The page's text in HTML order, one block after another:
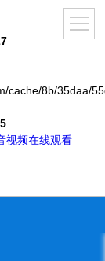
cache/8b/35daa/
视频在线观看